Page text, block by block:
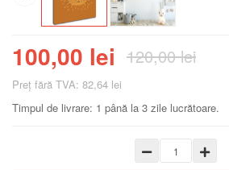
100,00 lei 120,00 lei
Preţ fără TVA: 82,64 lei
Timpul de livrare: 1 până la 3 zile lucrătoare.